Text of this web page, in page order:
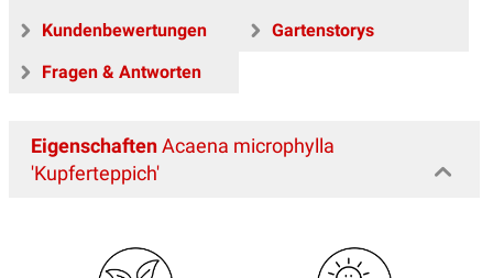
Kundenbewertungen
Gartenstorys
Fragen & Antworten
EigenschaftenAcaena microphylla
'Kupferteppich'